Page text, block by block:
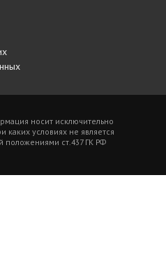
носит исключительно
условиях не является
ст.437 ГК РФ